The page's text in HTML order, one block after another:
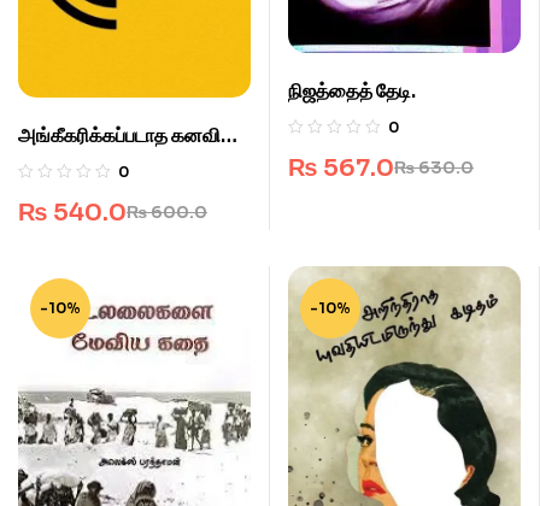
அங்கீகரிக்கப்படாத கனவின்
வலி.
0
₨600.0
₨ 540.0
நிஜத்தைத் தேடி.
0
₨630.0
₨ 567.0
-10% -10%